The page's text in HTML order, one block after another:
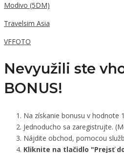
Modivo (5DM)
Travelsim Asia
VFFOTO
Nevyužili ste
BONUS!
Na získanie bonusu v hodnote
Jednoducho sa zaregistrujte.
Nájdite obchod, pomocou
Kliknite na tlačidlo "Prejsť